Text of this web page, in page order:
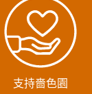
支持嗇色園